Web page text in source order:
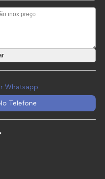
Whatsapp
Telefone